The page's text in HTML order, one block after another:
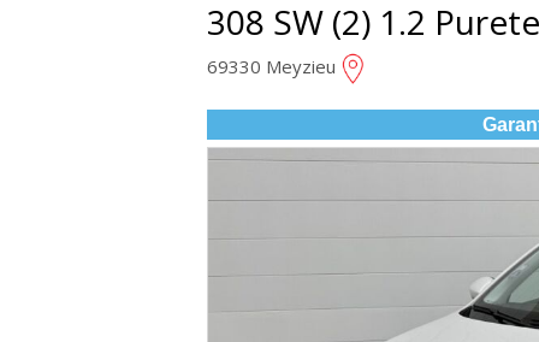
308 SW (2) 1.2
69330 Meyzieu